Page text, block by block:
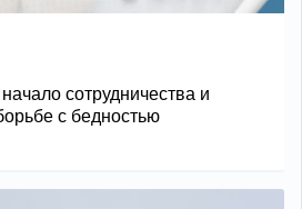
сотрудничества и
с бедностью